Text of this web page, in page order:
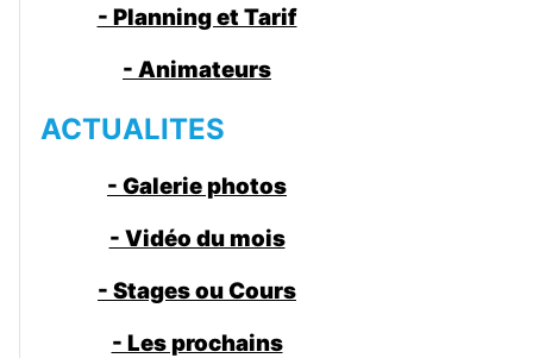
- Planning et Tarif
- Animateurs
ACTUALITES
- Galerie photos
- Vidéo du mois
- Stages ou Cours
- Les prochains